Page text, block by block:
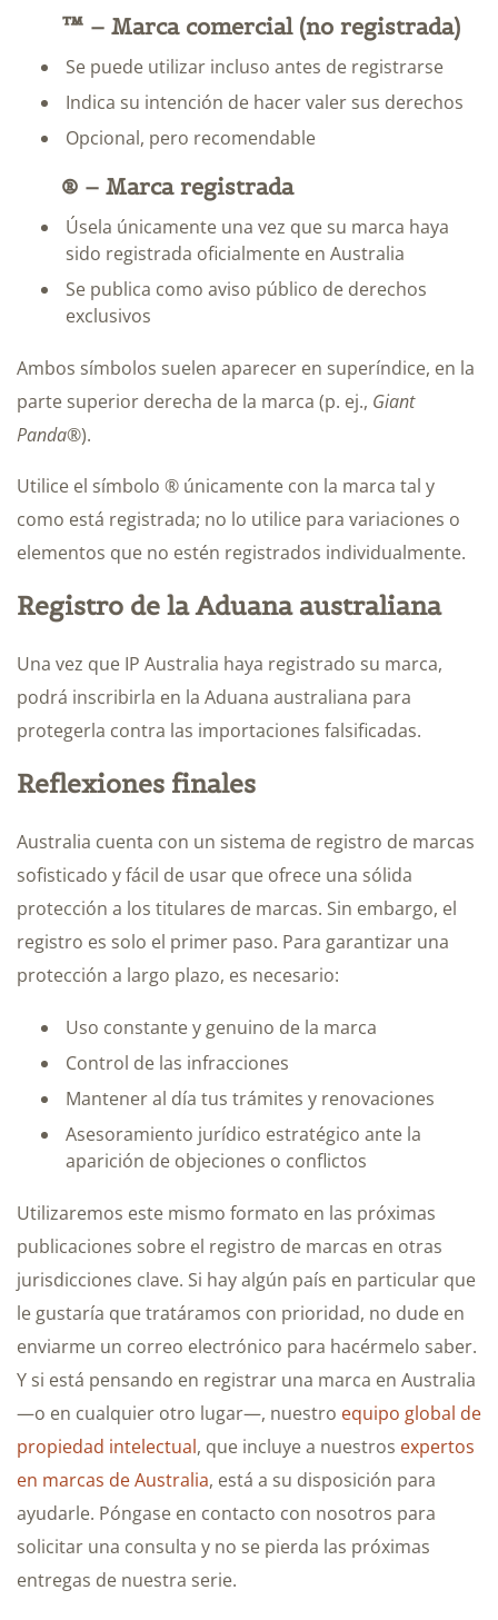
™ – Marca comercial (no registrada)
Se puede utilizar incluso antes de registrarse
Indica su intención de hacer valer sus derechos
Opcional, pero recomendable
® – Marca registrada
Úsela únicamente una vez que su marca haya
sido registrada oficialmente en Australia
Se publica como aviso público de derechos
exclusivos
Ambos símbolos suelen aparecer en superíndice, en la
parte superior derecha de la marca (p. ej., Giant
Panda®).
Utilice el símbolo ® únicamente con la marca tal y
como está registrada; no lo utilice para variaciones o
elementos que no estén registrados individualmente.
Registro de la Aduana australiana
Una vez que IP Australia haya registrado su marca,
podrá inscribirla en la Aduana australiana para
protegerla contra las importaciones falsificadas.
Reflexiones finales
Australia cuenta con un sistema de registro de marcas
sofisticado y fácil de usar que ofrece una sólida
protección a los titulares de marcas. Sin embargo, el
registro es solo el primer paso. Para garantizar una
protección a largo plazo, es necesario:
Uso constante y genuino de la marca
Control de las infracciones
Mantener al día tus trámites y renovaciones
Asesoramiento jurídico estratégico ante la
aparición de objeciones o conflictos
Utilizaremos este mismo formato en las próximas
publicaciones sobre el registro de marcas en otras
jurisdicciones clave. Si hay algún país en particular que
le gustaría que tratáramos con prioridad, no dude en
enviarme un correo electrónico para hacérmelo saber.
Y si está pensando en registrar una marca en Australia
—o en cualquier otro lugar—, nuestro equipo global de
propiedad intelectual, que incluye a nuestros expertos
en marcas de Australia, está a su disposición para
ayudarle. Póngase en contacto con nosotros para
solicitar una consulta y no se pierda las próximas
entregas de nuestra serie.